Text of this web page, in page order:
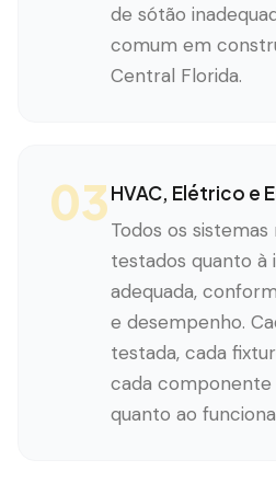
de sótão
comum em
Central Florida.
03HVAC, Elétrico e
Todos os
testados quanto à
adequada,
e desempenho.
testada, cada
cada componente
quanto ao